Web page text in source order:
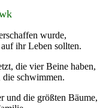
wurde,
ihr Leben sollten.
die vier Beine haben,
schwimmen.
und die größten Bäume,